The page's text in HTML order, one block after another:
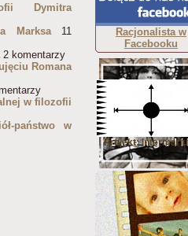
Dymitra
Marksa11
2 komentarzy
Romana
w filozofii
państwo w
Racjonalista w
Facebooku